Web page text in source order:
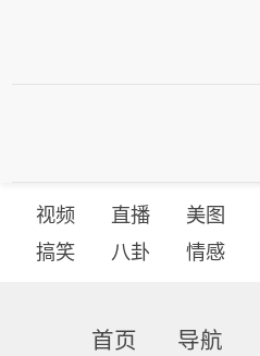
视频 直播 美图
搞笑
八卦 情感
首页 导航